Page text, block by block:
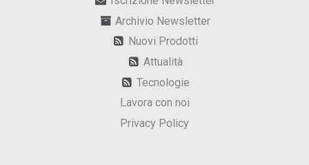
Archivio Newsletter
Nuovi Prodotti
Attualità
Tecnologie
Lavora con noi
Privacy Policy